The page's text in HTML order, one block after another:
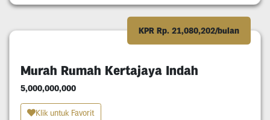
KPR Rp. 21,080,202/bulan
Murah Rumah Kertajaya Indah
5,000,000,000
Klik untuk Favorit